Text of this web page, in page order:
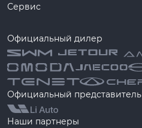
Сервис
Официальный дилер
Официальный представитель
Наши партнеры